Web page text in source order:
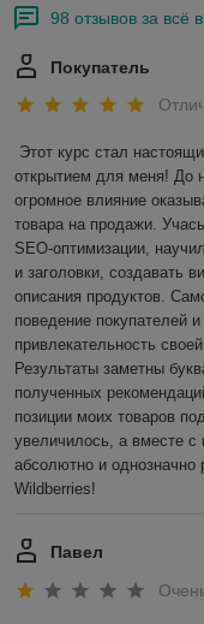
98 отзывов за всё
Покупатель
Этот курс стал
открытием для меня! До
огромное влияние
товара на продажи.
SEO-оптимизации,
и заголовки, создавать
описания продуктов.
поведение покупателей
привлекательность
Результаты заметны
полученных
позиции моих товаров
увеличилось, а вместе
абсолютно и однозначно
Wildberries!
Павел